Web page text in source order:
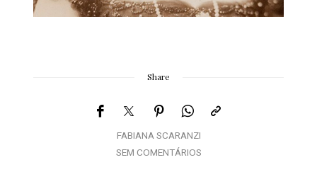
Share
FABIANA SCARANZI
SEM COMENTÁRIOS